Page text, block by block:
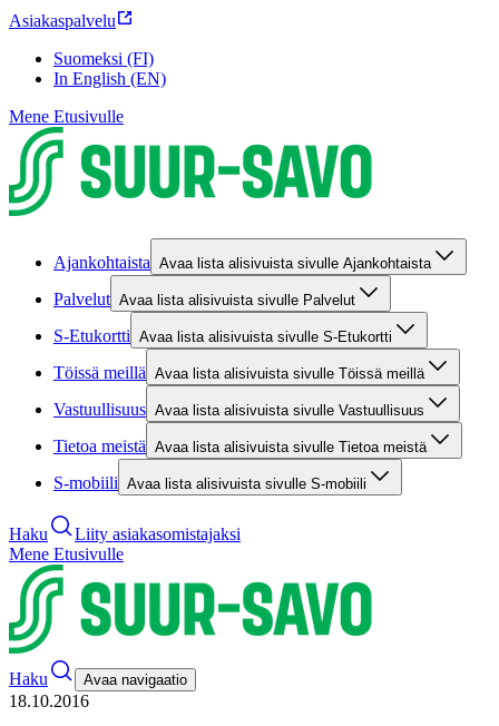
Asiakaspalvelu
Suomeksi (FI)
In English (EN)
Mene Etusivulle
Ajankohtaista Avaa lista alisivuista sivulle Ajankohtaista
Palvelut Avaa lista alisivuista sivulle Palvelut
S-Etukortti Avaa lista alisivuista sivulle S-Etukortti
Töissä meillä Avaa lista alisivuista sivulle Töissä meillä
Vastuullisuus Avaa lista alisivuista sivulle Vastuullisuus
Tietoa meistä Avaa lista alisivuista sivulle Tietoa meistä
S-mobiili Avaa lista alisivuista sivulle S-mobiili
Haku
Liity asiakasomistajaksi
Mene Etusivulle
Haku Avaa navigaatio
18.10.2016